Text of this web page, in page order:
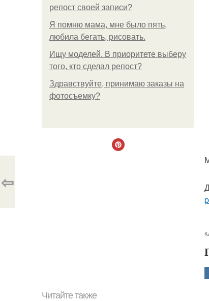
репост своей записи?
Я помню мама, мне было пять,
любила бегать, рисовать.
Ищу моделей. В приоритете выберу
того, кто сделал репост?
Здравствуйте, принимаю заказы на
фотосъемку?
⇦
Читайте также